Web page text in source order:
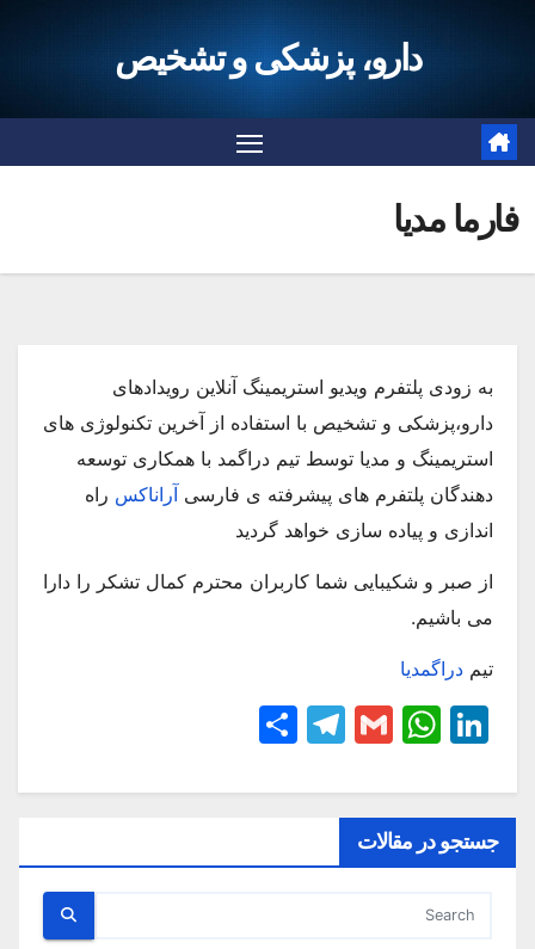
دارو، پزشکی و تشخیص
فارما مدیا
به زودی پلتفرم ویدیو استریمینگ آنلاین رویدادهای
دارو،‌پزشکی و تشخیص با استفاده از آخرین تکنولوژی های
استریمینگ و مدیا توسط تیم دراگمد با همکاری توسعه
دهندگان پلتفرم های پیشرفته ی فارسی آراناکس راه
اندازی و پیاده سازی خواهد گردید
از صبر و شکیبایی شما کاربران محترم کمال تشکر را دارا
می باشیم.
تیم دراگمدیا
Li
k
e
dI
n
W
at
s
A
G
ai
T
e
a
ar
جستجو در مقالات